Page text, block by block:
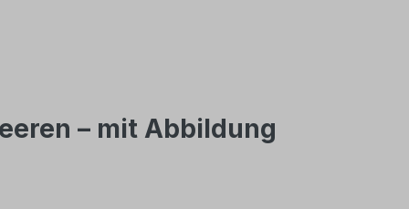
– mit Abbildung